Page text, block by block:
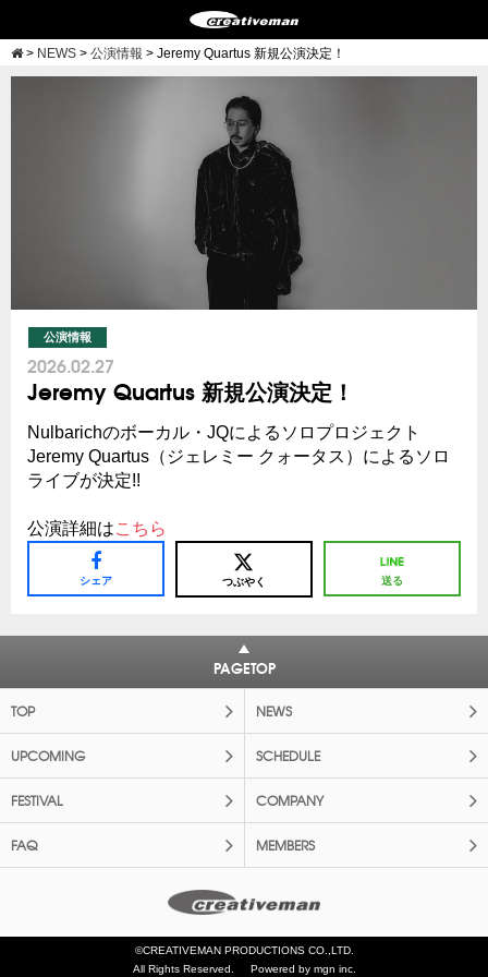
> NEWS > 公演情報 > Jeremy Quartus 新規公演決定！
公演情報
2026.02.27
Jeremy Quartus 新規公演決定！
Nulbarichのボーカル・JQによるソロプロジェクト
Jeremy Quartus（ジェレミー クォータス）によるソロ
ライブが決定!!
公演詳細はこちら
シェア つぶやく 送る
PAGETOP
TOP NEWS
UPCOMING SCHEDULE
FESTIVAL COMPANY
FAQ MEMBERS
©CREATIVEMAN PRODUCTIONS CO.,LTD.
All Rights Reserved.
Powered by mgn inc.